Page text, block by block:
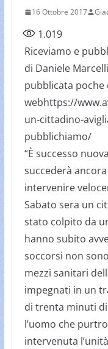
16 Ottobre 2017
1.019
Riceviamo e
di Daniele
pubblicata
webhttps://
un-cittadino-
pubblichiamo/
“È successo
succederà
intervenire
Sabato sera un
stato colpito da
hanno subito
soccorsi non
mezzi sanitari
impegnati in un
di trenta minuti
l’uomo che
intervenuta